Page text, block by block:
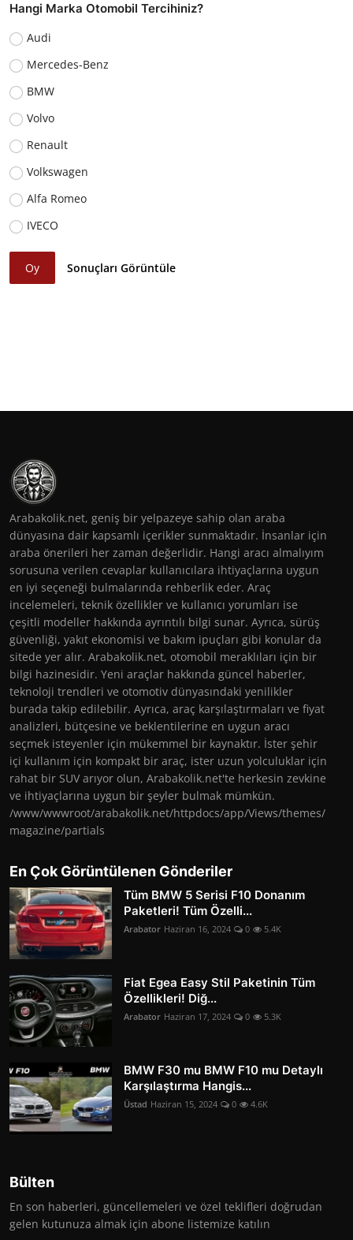
Hangi Marka Otomobil Tercihiniz?
Audi
Mercedes-Benz
BMW
Volvo
Renault
Volkswagen
Alfa Romeo
IVECO
Oy Sonuçları Görüntüle
Arabakolik.net, geniş bir yelpazeye sahip olan araba
dünyasına dair kapsamlı içerikler sunmaktadır. İnsanlar için
araba önerileri her zaman değerlidir. Hangi aracı almalıyım
sorusuna verilen cevaplar kullanıcılara ihtiyaçlarına uygun
en iyi seçeneği bulmalarında rehberlik eder. Araç
incelemeleri, teknik özellikler ve kullanıcı yorumları ise
çeşitli modeller hakkında ayrıntılı bilgi sunar. Ayrıca, sürüş
güvenliği, yakıt ekonomisi ve bakım ipuçları gibi konular da
sitede yer alır. Arabakolik.net, otomobil meraklıları için bir
bilgi hazinesidir. Yeni araçlar hakkında güncel haberler,
teknoloji trendleri ve otomotiv dünyasındaki yenilikler
burada takip edilebilir. Ayrıca, araç karşılaştırmaları ve fiyat
analizleri, bütçesine ve beklentilerine en uygun aracı
seçmek isteyenler için mükemmel bir kaynaktır. İster şehir
içi kullanım için kompakt bir araç, ister uzun yolculuklar için
rahat bir SUV arıyor olun, Arabakolik.net'te herkesin zevkine
ve ihtiyaçlarına uygun bir şeyler bulmak mümkün.
/www/wwwroot/arabakolik.net/httpdocs/app/Views/themes/
magazine/partials
En Çok Görüntülenen Gönderiler
Tüm BMW 5 Serisi F10 Donanım
Paketleri! Tüm Özelli...
Arabator Haziran 16, 2024 0 5.4K
Fiat Egea Easy Stil Paketinin Tüm
Özellikleri! Diğ...
Arabator Haziran 17, 2024 0 5.3K
BMW F30 mu BMW F10 mu Detaylı
Karşılaştırma Hangis...
Üstad Haziran 15, 2024 0 4.6K
Bülten
En son haberleri, güncellemeleri ve özel teklifleri doğrudan
gelen kutunuza almak için abone listemize katılın